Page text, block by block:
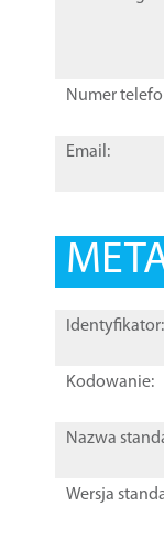
Numer
Email:
Identyfikator:
Kodowanie:
Nazwa
Wersja